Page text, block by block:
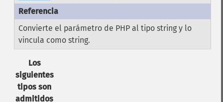
Convierte el parámetro de PHP al tipo string y lo
vincula como string.
Los
siguientes
tipos son
admitidos